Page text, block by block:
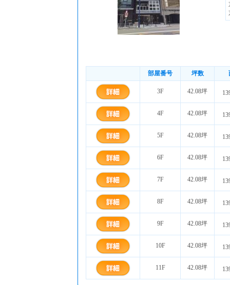
部屋番号 坪数
3F 42.08坪
4F 42.08坪
5F 42.08坪
6F 42.08坪
7F 42.08坪
8F 42.08坪
9F 42.08坪
10F 42.08坪
11F 42.08坪